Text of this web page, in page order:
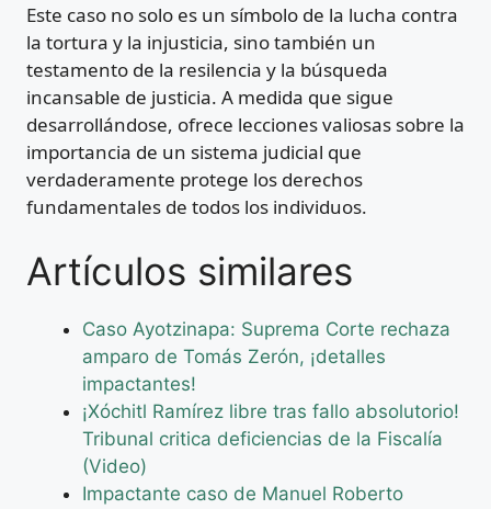
Este caso no solo es un símbolo de la lucha contra
la tortura y la injusticia, sino también un
testamento de la resilencia y la búsqueda
incansable de justicia. A medida que sigue
desarrollándose, ofrece lecciones valiosas sobre la
importancia de un sistema judicial que
verdaderamente protege los derechos
fundamentales de todos los individuos.
Artículos similares
Caso Ayotzinapa: Suprema Corte rechaza
amparo de Tomás Zerón, ¡detalles
impactantes!
¡Xóchitl Ramírez libre tras fallo absolutorio!
Tribunal critica deficiencias de la Fiscalía
(Video)
Impactante caso de Manuel Roberto